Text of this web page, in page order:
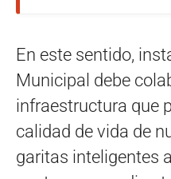
En este sentido,
Municipal debe
infraestructura que
calidad de vida de
garitas inteligentes